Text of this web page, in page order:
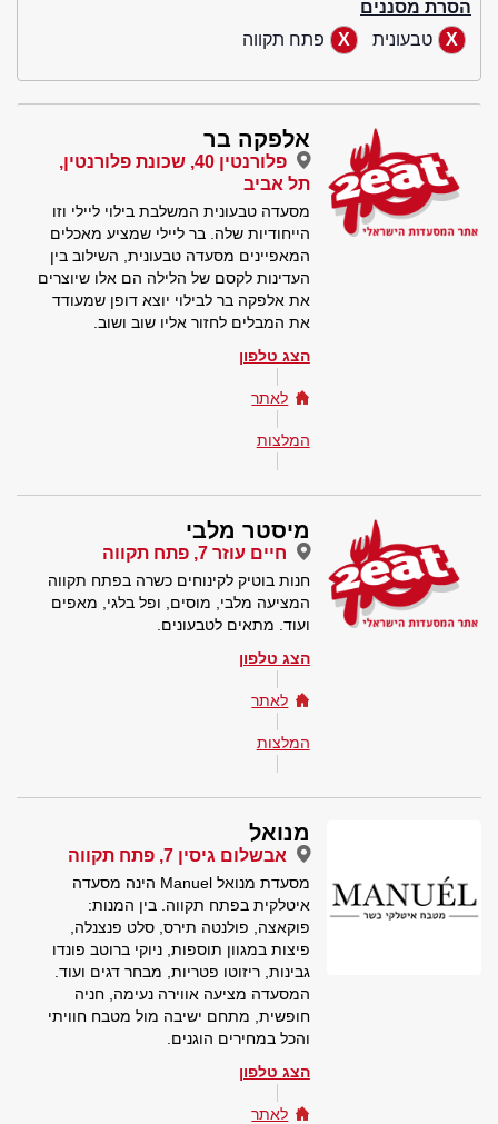
הסרת מסננים
טבעונית
פתח תקווה
אלפקה בר
פלורנטין 40, שכונת פלורנטין,
תל אביב
מסעדה טבעונית המשלבת בילוי ליילי וזו
הייחודיות שלה. בר ליילי שמציע מאכלים
המאפיינים מסעדה טבעונית, השילוב בין
העדינות לקסם של הלילה הם אלו שיוצרים
את אלפקה בר לבילוי יוצא דופן שמעודד
את המבלים לחזור אליו שוב ושוב.
הצג טלפון
לאתר
המלצות
מיסטר מלבי
חיים עוזר 7, פתח תקווה
חנות בוטיק לקינוחים כשרה בפתח תקווה
המציעה מלבי, מוסים, ופל בלגי, מאפים
ועוד. מתאים לטבעונים.
הצג טלפון
לאתר
המלצות
מנואל
אבשלום גיסין 7, פתח תקווה
מסעדת מנואל Manuel הינה מסעדה
איטלקית בפתח תקווה. בין המנות:
פוקאצה, פולנטה תירס, סלט פנצנלה,
פיצות במגוון תוספות, ניוקי ברוטב פונדו
גבינות, ריזוטו פטריות, מבחר דגים ועוד.
המסעדה מציעה אווירה נעימה, חניה
חופשית, מתחם ישיבה מול מטבח חוויתי
והכל במחירים הוגנים.
הצג טלפון
לאתר